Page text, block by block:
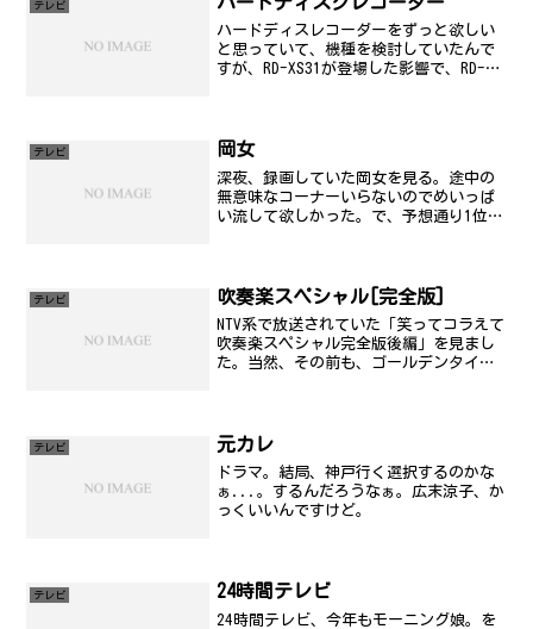
テレビ
ハードディスレコーダーをずっと欲しい
と思っていて、機種を検討していたんで
すが、RD-XS31が登場した影響で、RD-
り続けるビデ...
テレビ 岡女
深夜、録画していた岡女を見る。途中の
無意味なコーナーいらないのでめいっぱ
い流して欲しかった。で、予想通り1位は
こと紺ちゃん(紺野あさ...
テレビ 吹奏楽スペシャル[完全版]
NTV系で放送されていた「笑ってコラえて
吹奏楽スペシャル完全版後編」を見まし
た。当然、その前も、ゴールデンタイム
私も中学時代にほんの...
テレビ 元カレ
ドラマ。結局、神戸行く選択するのかな
ぁ...。するんだろうなぁ。広末涼子、か
っくいいんですけど。
テレビ 24時間テレビ
24時間テレビ、今年もモーニング娘。を